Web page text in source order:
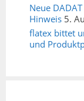
Neue
Hinweis 5.
flatex bittet
und